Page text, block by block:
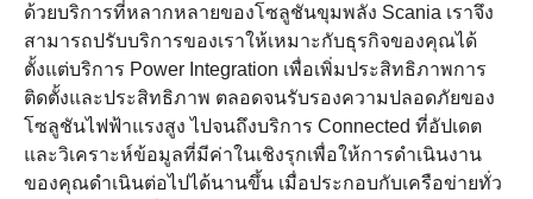
ด้วยบริการที่หลากหลายของโซลูชันขุมพลัง Scania เราจึง
สามารถปรับบริการของเราให้เหมาะกับธุรกิจของคุณได้
ตั้งแต่บริการ Power Integration เพื่อเพิ่มประสิทธิภาพการ
ติดตั้งและประสิทธิภาพ ตลอดจนรับรองความปลอดภัยของ
โซลูชันไฟฟ้าแรงสูง ไปจนถึงบริการ Connected ที่อัปเดต
และวิเคราะห์ข้อมูลที่มีค่าในเชิงรุกเพื่อให้การดำเนินงาน
ของคุณดำเนินต่อไปได้นานขึ้น เมื่อประกอบกับเครือข่ายทั่ว